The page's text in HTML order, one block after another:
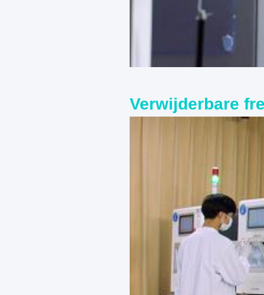
Verwijderbare